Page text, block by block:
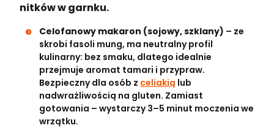
nitków w garnku.
Celofanowy makaron (sojowy, szklany) – ze
skrobi fasoli mung, ma neutralny profil
kulinarny: bez smaku, dlatego idealnie
przejmuje aromat tamari i przypraw.
Bezpieczny dla osób z celiakią lub
nadwrażliwością na gluten. Zamiast
gotowania – wystarczy 3–5 minut moczenia we
wrzątku.